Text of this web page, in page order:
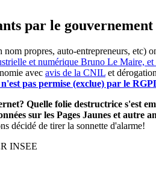
par le
propres, auto-entrepreneurs, etc)
et numérique Bruno Le Maire,
avec avis de la CNIL et
pas permise (exclue) par le
Quelle folie destructrice s'est
sur les Pages Jaunes et autre
décidé de tirer la sonnette d'alarme!
INSEE